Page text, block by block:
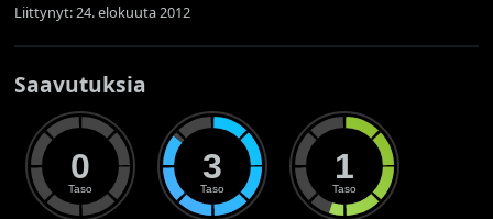
Liittynyt: 24. elokuuta 2012
Saavutuksia
0
Taso
3
Taso
1
Taso